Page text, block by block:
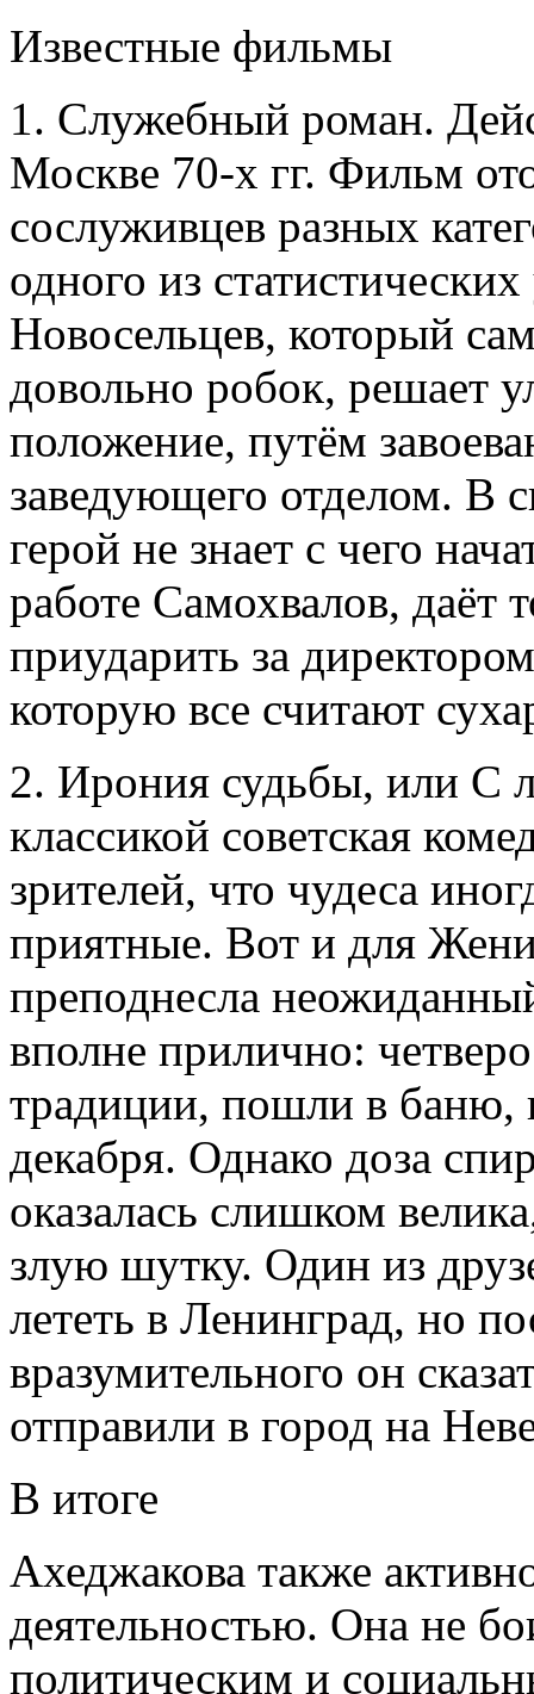
Известные фильмы
1. Служебный роман.
Москве 70-х гг. Фильм
сослуживцев разных
одного из
Новосельцев, который
довольно робок, решает
положение, путём
заведующего отделом. В
герой не знает с чего
работе Самохвалов, даёт
приударить за
которую все считают
2. Ирония судьбы, или С
классикой советская
зрителей, что чудеса
приятные. Вот и для
преподнесла
вполне прилично:
традиции, пошли в баню,
декабря. Однако доза
оказалась слишком
злую шутку. Один из
лететь в Ленинград, но
вразумительного он
отправили в город на
В итоге
Ахеджакова также
деятельностью. Она не
политическим и